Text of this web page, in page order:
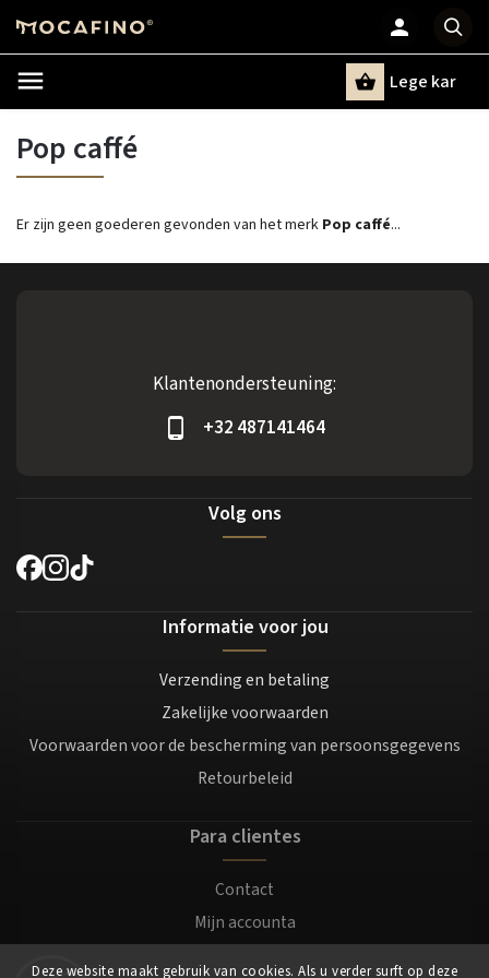
Deze website maakt gebruik van cookies. Als u verder surft op deze
Lege kar
Pop caffé
Er zijn geen goederen gevonden van het merk Pop caffé...
Klantenondersteuning:
+32 487141464
Volg ons
Informatie voor jou
Verzending en betaling
Zakelijke voorwaarden
Voorwaarden voor de bescherming van persoonsgegevens
Retourbeleid
Para clientes
Contact
Mijn accounta